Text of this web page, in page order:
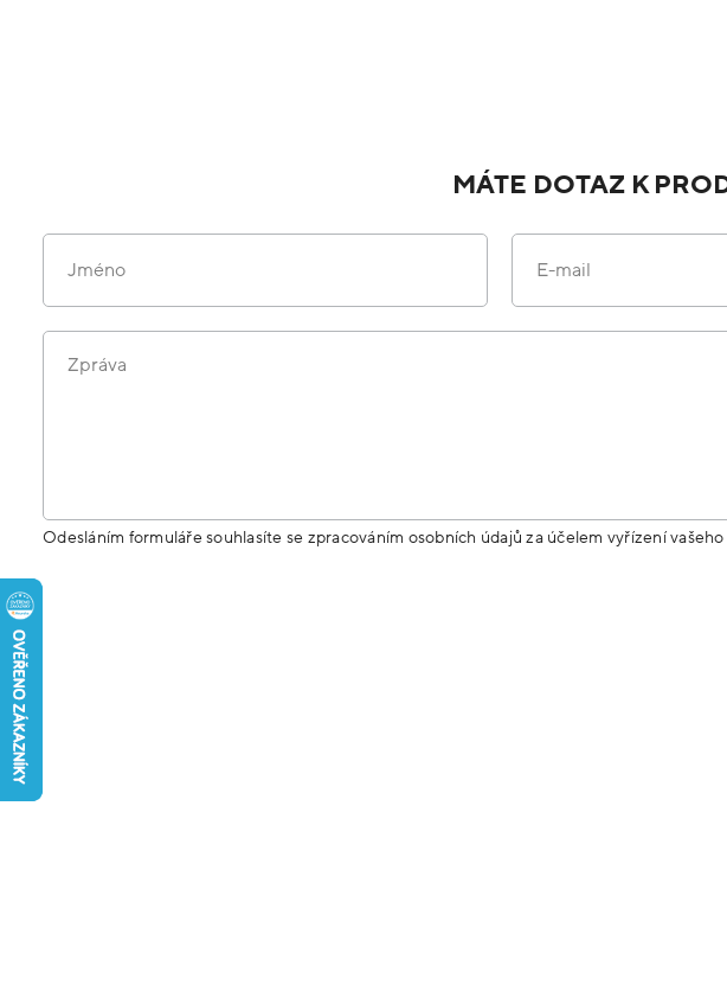
MÁTE DOTAZ K
Jméno E-mail
Zpráva
Odesláním formuláře souhlasíte se zpracováním osobních údajů za účelem vyřízení vašeho